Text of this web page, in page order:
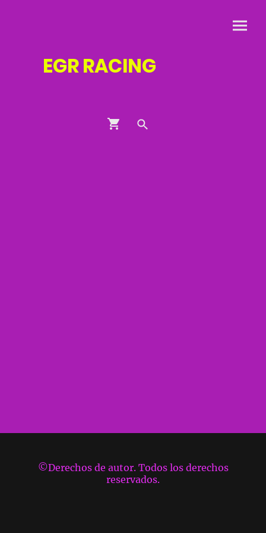
EGRRACING
©Derechos de autor. Todos los derechos
reservados.